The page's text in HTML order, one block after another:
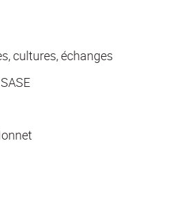
cultures, échanges